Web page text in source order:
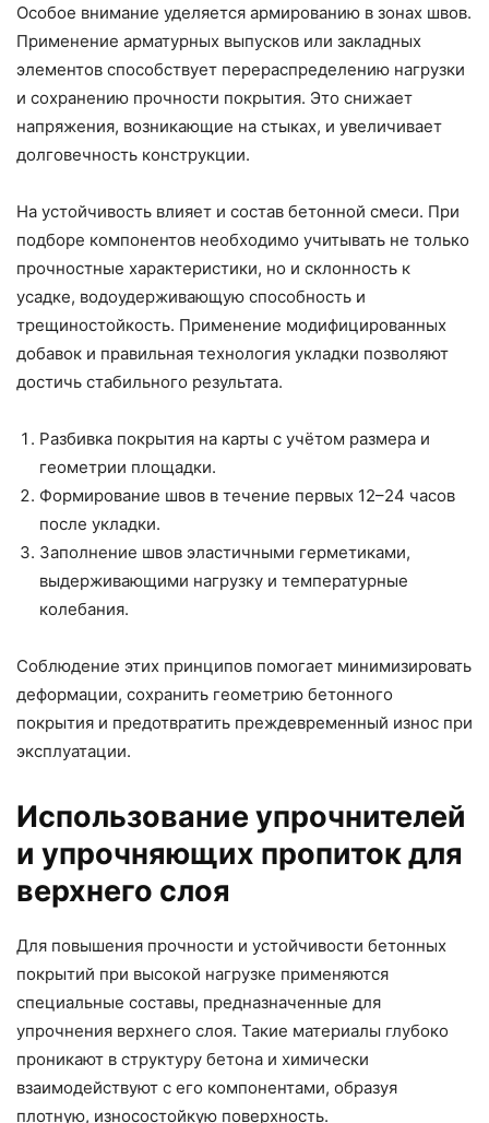
Особое внимание уделяется армированию в зонах швов.
Применение арматурных выпусков или закладных
элементов способствует перераспределению нагрузки
и сохранению прочности покрытия. Это снижает
напряжения, возникающие на стыках, и увеличивает
долговечность конструкции.
На устойчивость влияет и состав бетонной смеси. При
подборе компонентов необходимо учитывать не только
прочностные характеристики, но и склонность к
усадке, водоудерживающую способность и
трещиностойкость. Применение модифицированных
добавок и правильная технология укладки позволяют
достичь стабильного результата.
Разбивка покрытия на карты с учётом размера и
геометрии площадки.
Формирование швов в течение первых 12–24 часов
после укладки.
Заполнение швов эластичными герметиками,
выдерживающими нагрузку и температурные
колебания.
Соблюдение этих принципов помогает минимизировать
деформации, сохранить геометрию бетонного
покрытия и предотвратить преждевременный износ при
эксплуатации.
Использование упрочнителей
и упрочняющих пропиток для
верхнего слоя
Для повышения прочности и устойчивости бетонных
покрытий при высокой нагрузке применяются
специальные составы, предназначенные для
упрочнения верхнего слоя. Такие материалы глубоко
проникают в структуру бетона и химически
взаимодействуют с его компонентами, образуя
плотную, износостойкую поверхность.